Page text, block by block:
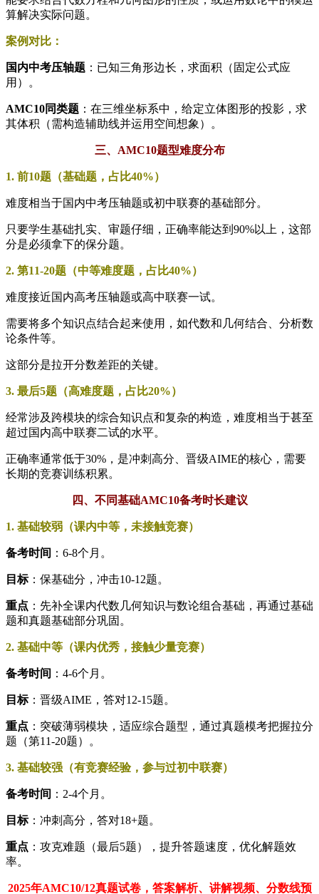
算解决实际问题。
案例对比：
国内中考压轴题 ：已知三角形边长，求面积（固定公式应
用）。
AMC10同类题 ：在三维坐标系中，给定立体图形的投影，求
其体积（需构造辅助线并运用空间想象）。
三、AMC10题型难度分布
1. 前10题（基础题，占比40%）
难度相当于国内中考压轴题或初中联赛的基础部分。
只要学生基础扎实、审题仔细，正确率能达到90%以上，这部
分是必须拿下的保分题。
2. 第11-20题（中等难度题，占比40%）
难度接近国内高考压轴题或高中联赛一试。
需要将多个知识点结合起来使用，如代数和几何结合、分析数
论条件等。
这部分是拉开分数差距的关键。
3. 最后5题（高难度题，占比20%）
经常涉及跨模块的综合知识点和复杂的构造，难度相当于甚至
超过国内高中联赛二试的水平。
正确率通常低于30%，是冲刺高分、晋级AIME的核心，需要
长期的竞赛训练积累。
四、不同基础AMC10备考时长建议
1. 基础较弱（课内中等，未接触竞赛）
备考时间 ：6-8个月。
目标：保基础分，冲击10-12题。
重点 ：先补全课内代数几何知识与数论组合基础，再通过基础
题和真题基础部分巩固。
2. 基础中等（课内优秀，接触少量竞赛）
备考时间 ：4-6个月。
目标：晋级AIME，答对12-15题。
重点 ：突破薄弱模块，适应综合题型，通过真题模考把握拉分
题（第11-20题）。
3. 基础较强（有竞赛经验，参与过初中联赛）
备考时间 ：2-4个月。
目标：冲刺高分，答对18+题。
重点 ：攻克难题（最后5题），提升答题速度，优化解题效
率。
2025年AMC10/12真题试卷，答案解析、讲解视频、分数线预